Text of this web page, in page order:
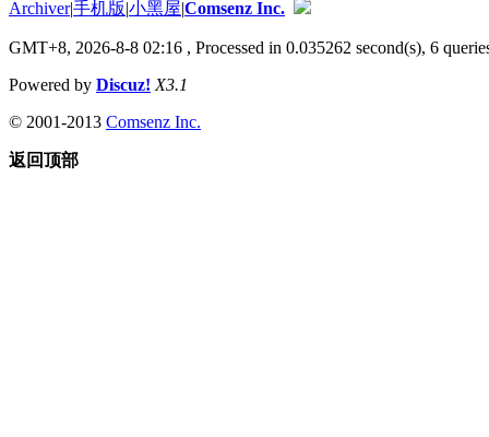
Archiver|手机版|小黑屋|Comsenz Inc.
GMT+8, 2026-8-8 02:16 , Processed in 0.035262 second(s), 6
Powered by Discuz! X3.1
© 2001-2013 Comsenz Inc.
返回顶部